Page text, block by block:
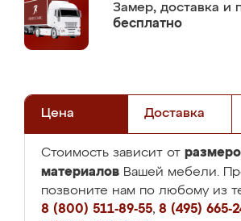
Замер, доставка и
бесплатно
Цена Доставка
Стоимость зависит от
материалов Вашей мебели.
позвоните нам по любому из
8 (800) 511-89-55, 8 (495) 665-